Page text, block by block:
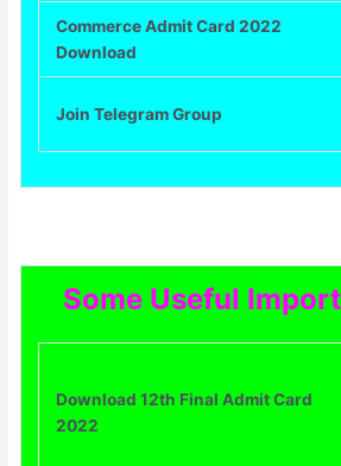
Commerce Admit Card 2022
Download
Join Telegram Group
Some Useful
Download 12th Final Admit Card
2022